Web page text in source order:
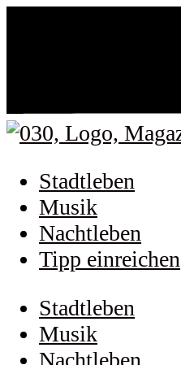
Stadtleben
Musik
Nachtleben
Tipp einreichen
Stadtleben
Musik
Nachtleben